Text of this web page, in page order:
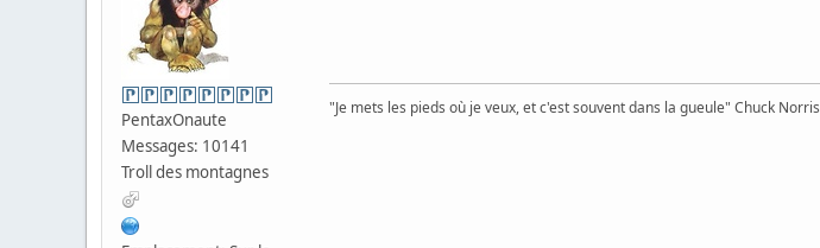
PentaxOnaute
Messages: 10141
Troll des montagnes
"Je mets les pieds où je veux, et c'est souvent dans la gueule" Chuck Norris